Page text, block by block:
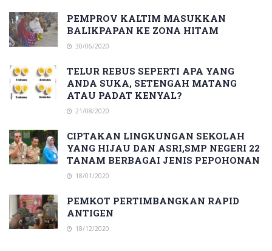
PEMPROV KALTIM MASUKKAN
BALIKPAPAN KE ZONA HITAM
30/06/2020
TELUR REBUS SEPERTI APA YANG
ANDA SUKA, SETENGAH MATANG
ATAU PADAT KENYAL?
21/08/2020
CIPTAKAN LINGKUNGAN SEKOLAH
YANG HIJAU DAN ASRI,SMP NEGERI 22
TANAM BERBAGAI JENIS PEPOHONAN
18/01/2020
PEMKOT PERTIMBANGKAN RAPID
ANTIGEN
18/12/2020